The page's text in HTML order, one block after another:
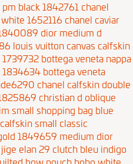
black 1842761 chanel
1652116 chanel caviar
dior medium d
louis vuitton canvas calfskin
bottega veneta nappa
1834634 bottega veneta
chanel calfskin double
christian d oblique
small shopping bag blue
small classic
1849659 medium dior
elan 29 clutch bleu indigo